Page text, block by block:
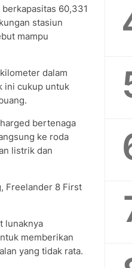
60,331
stasiun
mampu
dalam
ini cukup untuk
bertenaga
ke roda
listrik dan
Freelander 8 First
lunaknya
memberikan
yang tidak rata.